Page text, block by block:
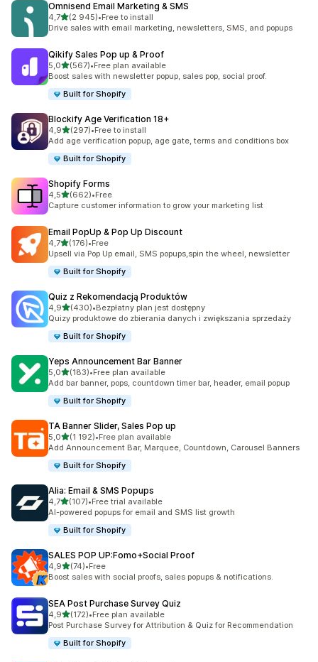
Omnisend Email Marketing & SMS
4,7na 5 gwiazdek
(2 945)
Łączna liczba recenzji: 2945
•Free to install
Drive sales with email marketing, newsletters, SMS, and popups
Qikify Sales Pop up & Proof
5,0na 5 gwiazdek
(567)
Łączna liczba recenzji: 567
•Free plan available
Boost sales with newsletter popup, sales pop, social proof.
Built for Shopify
Blockify Age Verification 18+
4,9na 5 gwiazdek
(297)
Łączna liczba recenzji: 297
•Free to install
Add age verification popup, age gate, terms and conditions box
Built for Shopify
Shopify Forms
4,5na 5 gwiazdek
(662)
Łączna liczba recenzji: 662
•Free
Capture customer information to grow your marketing list
Email PopUp & Pop Up Discount
4,7na 5 gwiazdek
(176)
Łączna liczba recenzji: 176
•Free
Upsell via Pop Up email, SMS popups,spin the wheel, newsletter
Built for Shopify
Quiz z Rekomendacją Produktów
4,9na 5 gwiazdek
(430)
Łączna liczba recenzji: 430
•Bezpłatny plan jest dostępny
Quizy produktowe do zbierania danych i zwiększania sprzedaży
Built for Shopify
Yeps Announcement Bar Banner
5,0na 5 gwiazdek
(183)
Łączna liczba recenzji: 183
•Free plan available
Add bar banner, pops, countdown timer bar, header, email popup
Built for Shopify
TA Banner Slider, Sales Pop up
5,0na 5 gwiazdek
(1 192)
Łączna liczba recenzji: 1192
•Free plan available
Add Announcement Bar, Marquee, Countdown, Carousel Banners
Built for Shopify
Alia: Email & SMS Popups
4,7na 5 gwiazdek
(107)
Łączna liczba recenzji: 107
•Free trial available
AI-powered popups for email and SMS list growth
Built for Shopify
SALES POP UP:Fomo+Social Proof
4,9na 5 gwiazdek
(74)
Łączna liczba recenzji: 74
•Free
Boost sales with social proofs, sales popups & notifications.
SEA Post Purchase Survey Quiz
4,9na 5 gwiazdek
(172)
Łączna liczba recenzji: 172
•Free plan available
Post Purchase Survey for Attribution & Quiz for Recommendation
Built for Shopify